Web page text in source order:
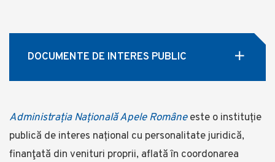
DOCUMENTE DE INTERES PUBLIC
Administrația Națională Apele Româneeste o instituție
publică de interes național cu personalitate juridică,
finanţată din venituri proprii, aflată în coordonarea